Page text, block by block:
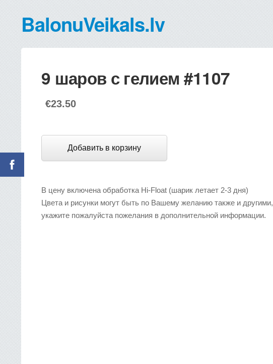
BalonuVeikals.lv
9 шаров с гелием #1107
€23.50
Добавить в корзину
В цену включена обработка Hi-Float (шарик летает 2-3 дня)
Цвета и рисунки могут быть по Вашему желанию также и другими,
укажите пожалуйста пожелания в дополнительной информации.